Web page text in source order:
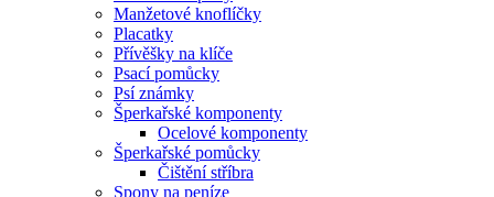
Manžetové knoflíčky
Placatky
Přívěšky na klíče
Psací pomůcky
Psí známky
Šperkařské komponenty
Ocelové komponenty
Šperkařské pomůcky
Čištění stříbra
Spony na peníze